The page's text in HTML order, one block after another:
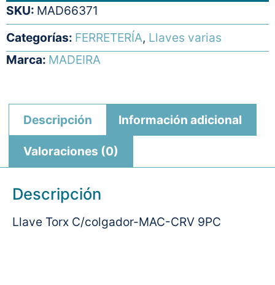
SKU: MAD66371
Categorías: FERRETERÍA, Llaves varias
Marca: MADEIRA
Descripción Información adicional
Valoraciones (0)
Descripción
Llave Torx C/colgador-MAC-CRV 9PC